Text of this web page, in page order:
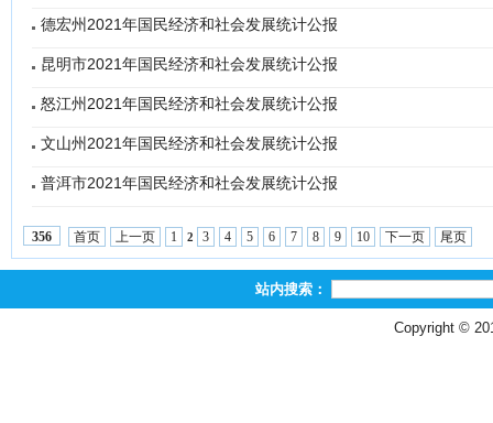
德宏州2021年国民经济和社会发展统计公报
昆明市2021年国民经济和社会发展统计公报
怒江州2021年国民经济和社会发展统计公报
文山州2021年国民经济和社会发展统计公报
普洱市2021年国民经济和社会发展统计公报
356 首页 上一页 1 2 3 4 5 6 7 8 9 10 下一页 尾页
站内搜索：
Copyright ©